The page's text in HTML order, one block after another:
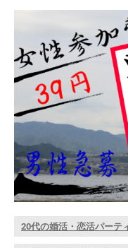
20代の婚活・恋活パーテ